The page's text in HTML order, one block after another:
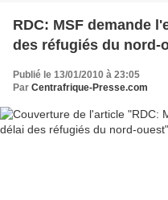
RDC: MSF demande
des réfugiés du nord-
Publié le 13/01/2010 à 23:05
Par Centrafrique-Presse.com